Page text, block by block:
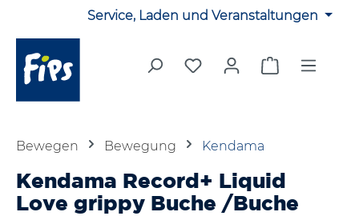
Zum Hauptinhalt springenService, Laden und Veranstaltungen
Du hast 0 Produkte auf
Warenkorb
Bewegen Bewegung Kendama
Kendama Record+ Liquid
Love grippy Buche /Buche